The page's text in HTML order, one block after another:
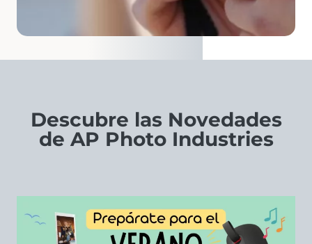
Descubre las Novedades
de AP Photo Industries